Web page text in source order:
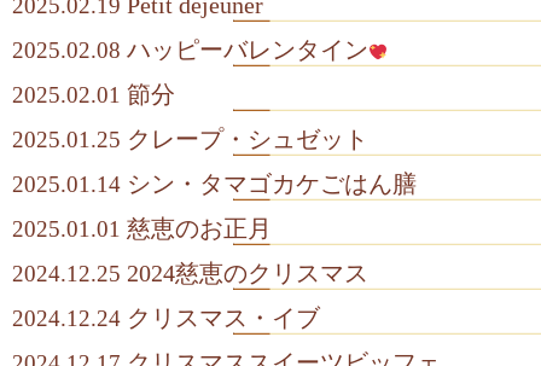
2025.02.19
2025.02.08 ハッピーバレンタイン
2025.02.01 節分
2025.01.25 クレープ・シュゼット
2025.01.14 シン・タマゴカケごはん膳
2025.01.01 慈恵のお正月
2024.12.25 2024慈恵のクリスマス
2024.12.24 クリスマス・イブ